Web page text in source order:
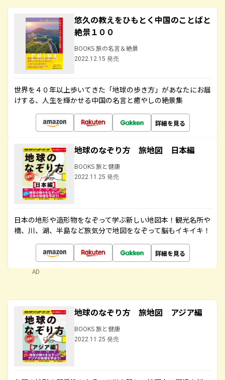
悠久の教えをひもとく中国のことばと
絶景１００
BOOKS 旅の名言＆絶景
2022.12.15 発売
世界を４０年以上歩いてきた「地球の歩き方」があなたにお届
けする、人生を輝かせる中国の名言と癒やしの絶景集
詳細を見る
地球のなぞり方 旅地図 日本編
BOOKS 旅と健康
2022.11.25 発売
日本の地形や造形物をなぞって学ぶ新しい地図本！観光名所や
橋、川、湖、半島など旅気分で地図をなぞって脳もイキイキ！
詳細を見る
AD
地球のなぞり方 旅地図 アジア編
BOOKS 旅と健康
2022.11.25 発売